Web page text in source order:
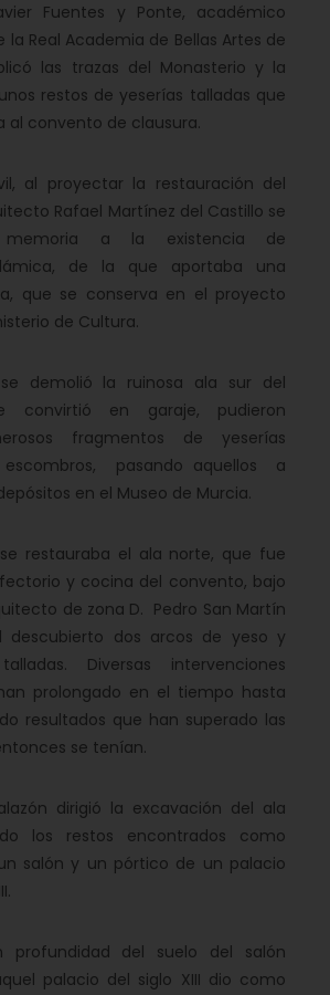
Fuentes y Ponte, académico
Real Academia de Bellas Artes de
las trazas del Monasterio y la
restos de yeserías talladas que
al convento de clausura.
al proyectar la restauración del
Rafael Martínez del Castillo se
a la existencia de
de la que aportaba una
que se conserva en el proyecto
de Cultura.
demolió la ruinosa ala sur del
convirtió en garaje, pudieron
fragmentos de yeserías
escombros, pasando aquellos a
en el Museo de Murcia.
se restauraba el ala norte, que fue
y cocina del convento, bajo
de zona D. Pedro San Martín
descubierto dos arcos de yeso y
Diversas intervenciones
prolongado en el tiempo hasta
resultados que han superado las
se tenían.
dirigió la excavación del ala
los restos encontrados como
salón y un pórtico de un palacio
profundidad del suelo del salón
palacio del siglo XIII dio como